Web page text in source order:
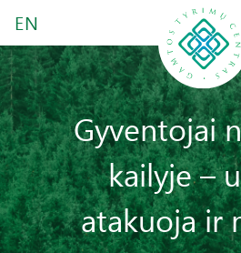
EN
Gyventojai
kailyje –
atakuoja ir